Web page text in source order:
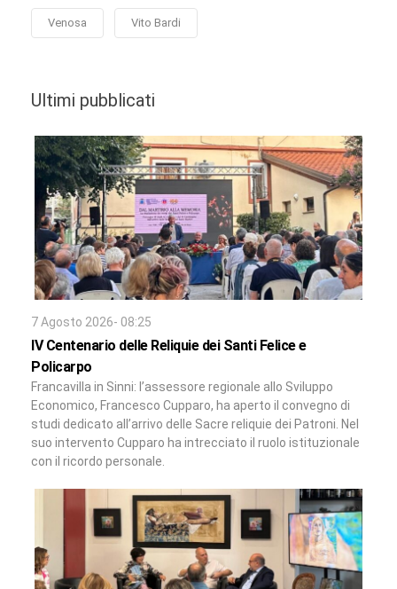
Venosa Vito Bardi
Ultimi pubblicati
7 Agosto 2026- 08:25
IV Centenario delle Reliquie dei Santi Felice e
Policarpo
Francavilla in Sinni: l’assessore regionale allo Sviluppo
Economico, Francesco Cupparo, ha aperto il convegno di
studi dedicato all’arrivo delle Sacre reliquie dei Patroni. Nel
suo intervento Cupparo ha intrecciato il ruolo istituzionale
con il ricordo personale.